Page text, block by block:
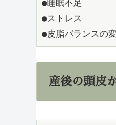
●睡眠不足
●ストレス
●皮脂バランスの
産後の頭皮